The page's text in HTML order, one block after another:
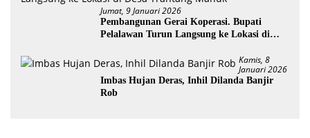
Jumat, 9 Januari 2026
Pembangunan Gerai Koperasi. Bupati
Pelalawan Turun Langsung ke Lokasi di
Kamis, 8
Januari 2026
Imbas Hujan Deras, Inhil Dilanda Banjir
Rob